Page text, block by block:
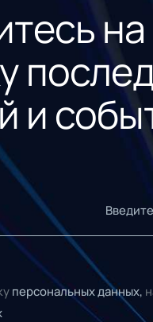
и
персональных данных,